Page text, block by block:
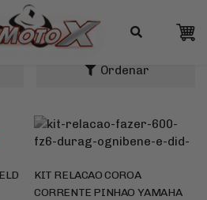
KIT RELACAO COROA
CORRENTE PINHAO YAMAHA